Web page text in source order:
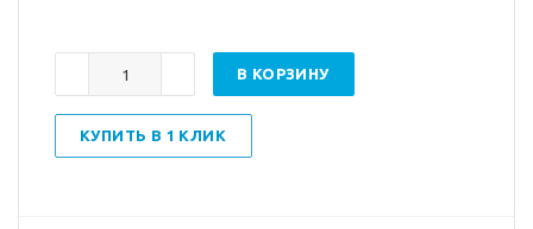
В КОРЗИНУ
КУПИТЬ В 1 КЛИК